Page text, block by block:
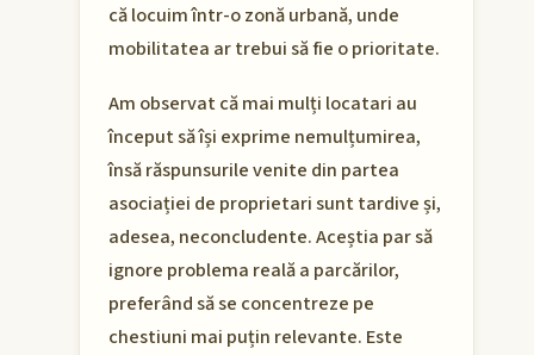
că locuim într-o zonă urbană, unde
mobilitatea ar trebui să fie o prioritate.
Am observat că mai mulți locatari au
început să își exprime nemulțumirea,
însă răspunsurile venite din partea
asociației de proprietari sunt tardive și,
adesea, neconcludente. Aceștia par să
ignore problema reală a parcărilor,
preferând să se concentreze pe
chestiuni mai puțin relevante. Este